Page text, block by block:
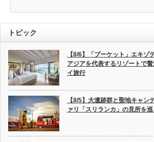
トピック
【8/6】「プーケット」エキゾ
アジアを代表するリゾートで
イ旅行
【8/5】大遺跡群と聖地キャン
ァリ「スリランカ」の見所を